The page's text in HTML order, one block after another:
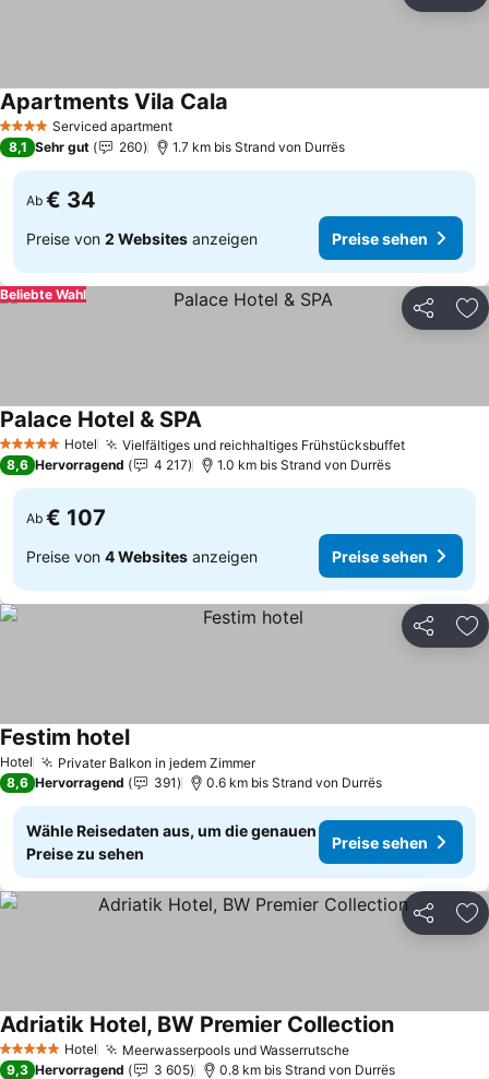
4 Sterne Serviced apartment
Apartments Vila Cala
8,1 Sehr gut 260 1.7 km bis Strand von Durrës
Ab € 34
Preise von 2 Websites anzeigen Preise sehen
Teilen
Beliebte Wahl
5 Sterne Hotel Vielfältiges und reichhaltiges Frühstücksbuffet
Palace Hotel & SPA
8,6 Hervorragend 4 217 1.0 km bis Strand von Durrës
Ab € 107
Preise von 4 Websites anzeigen Preise sehen
Teilen
Hotel Privater Balkon in jedem Zimmer
Festim hotel
8,6 Hervorragend 391 0.6 km bis Strand von Durrës
Wähle Reisedaten aus, um die genauen
Preise zu sehen
Preise sehen
Teilen
5 Sterne Hotel Meerwasserpools und Wasserrutsche
Adriatik Hotel, BW Premier Collection
9,3 Hervorragend 3 605 0.8 km bis Strand von Durrës